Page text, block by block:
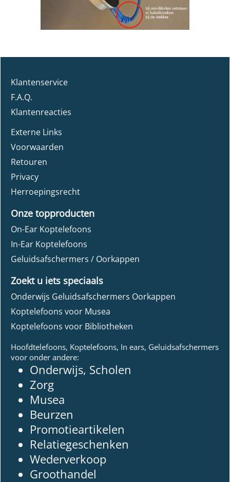
Klantenservice
F.A.Q.
Klantenreacties
Externe Links
Voorwaarden
Retouren
Privacy
Herroepingsrecht
Onze topproducten
On-Ear Koptelefoons
In-Ear Koptelefoons
Geluidsafschermers / Oorkappen
Zoekt u iets speciaals
Onderwijs Geluidsafschermers Oorkappen
Koptelefoons voor Musea
Koptelefoons voor Bibliotheken
Hoofdtelefoons, Koptelefoons, In ears, Geluidsafschermers
voor onder andere:
Onderwijs, Scholen
Zorg
Musea
Beurzen
Promotieartikelen
Relatiegeschenken
Wederverkoop
Groothandel